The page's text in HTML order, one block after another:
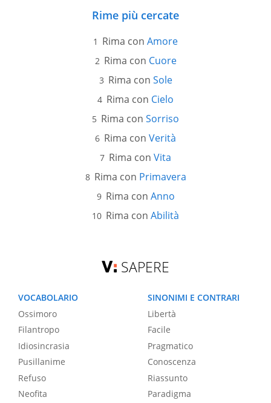
Rime più cercate
Rima con Amore
Rima con Cuore
Rima con Sole
Rima con Cielo
Rima con Sorriso
Rima con Verità
Rima con Vita
Rima con Primavera
Rima con Anno
Rima con Abilità
SAPERE
VOCABOLARIO
Ossimoro
Filantropo
Idiosincrasia
Pusillanime
Refuso
Neofita
SINONIMI E CONTRARI
Libertà
Facile
Pragmatico
Conoscenza
Riassunto
Paradigma